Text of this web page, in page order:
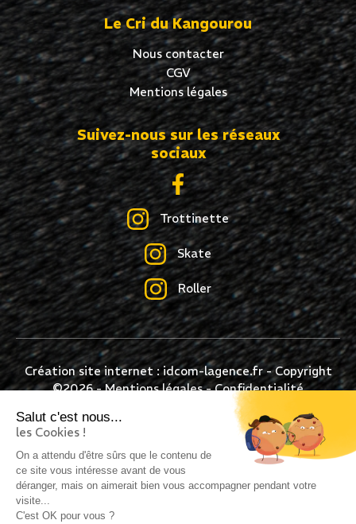
Salut c'est nous...
les Cookies !
On a attendu d'être sûrs que le contenu de
ce site vous intéresse avant de vous
déranger, mais on aimerait bien vous accompagner pendant votre
visite...
C'est OK pour vous ?
Le Cri du Kangourou
Nous contacter
CGV
Mentions légales
Suivez-nous sur les réseaux
sociaux
Trottinette
Skate
Roller
Création site internet : idcom-lagence.fr- Copyright
©2026 -Mentions légales-Confidentialité